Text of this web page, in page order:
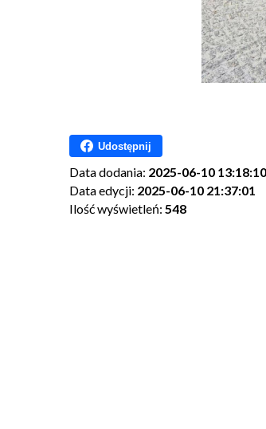
Udostępnij
Data dodania: 2025-06-10 13:18:10
Data edycji: 2025-06-10 21:37:01
Ilość wyświetleń: 548